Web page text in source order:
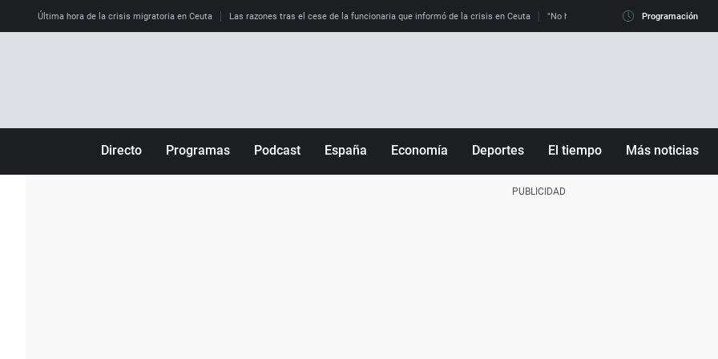
Última hora de la crisis migratoria en Ceuta Las razones tras el cese de la funcionaria que informó de la crisis en Ceuta "No hay mafias, que no nos engañen":
Programación
Directo Programas Podcast España Economía Deportes El tiempo Más noticias